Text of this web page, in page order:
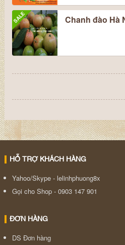
SALE Chanh đào Hà
HỖ TRỢ KHÁCH HÀNG
Yahoo/Skype - lelinhphuong8x
Gọi cho Shop - 0903 147 901
ĐƠN HÀNG
DS Đơn hàng